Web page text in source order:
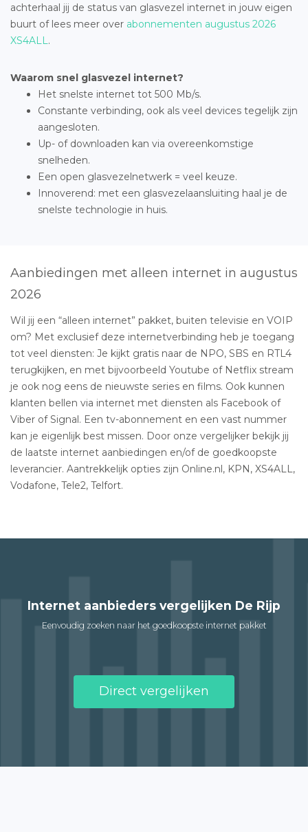
achterhaal jij de status van glasvezel internet in jouw eigen
buurt of lees meer over abonnementen augustus 2026
XS4ALL.
Waarom snel glasvezel internet?
Het snelste internet tot 500 Mb/s.
Constante verbinding, ook als veel devices tegelijk zijn
aangesloten.
Up- of downloaden kan via overeenkomstige
snelheden.
Een open glasvezelnetwerk = veel keuze.
Innoverend: met een glasvezelaansluiting haal je de
snelste technologie in huis.
Aanbiedingen met alleen internet in augustus
2026
Wil jij een “alleen internet” pakket, buiten televisie en VOIP
om? Met exclusief deze internetverbinding heb je toegang
tot veel diensten: Je kijkt gratis naar de NPO, SBS en RTL4
terugkijken, en met bijvoorbeeld Youtube of Netflix stream
je ook nog eens de nieuwste series en films. Ook kunnen
klanten bellen via internet met diensten als Facebook of
Viber of Signal. Een tv-abonnement en een vast nummer
kan je eigenlijk best missen. Door onze vergelijker bekijk jij
de laatste internet aanbiedingen en/of de goedkoopste
leverancier. Aantrekkelijk opties zijn Online.nl, KPN, XS4ALL,
Vodafone, Tele2, Telfort.
Internet aanbieders vergelijken De Rijp
Eenvoudig zoeken naar het goedkoopste internet pakket
Direct vergelijken